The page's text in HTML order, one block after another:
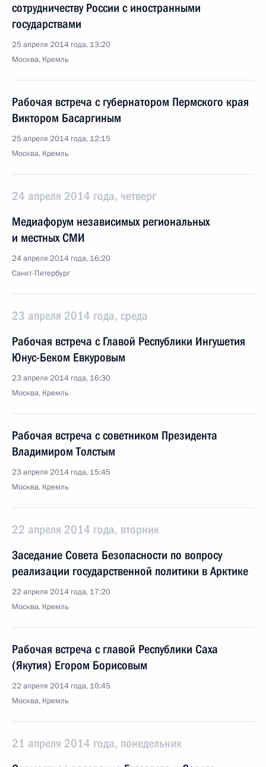
сотрудничеству России с иностранными
государствами
25 апреля 2014 года, 13:20
Москва, Кремль
Рабочая встреча с губернатором Пермского края
Виктором Басаргиным
25 апреля 2014 года, 12:15
Москва, Кремль
24 апреля 2014 года, четверг
Медиафорум независимых региональных
и местных СМИ
24 апреля 2014 года, 16:20
Санкт-Петербург
23 апреля 2014 года, среда
Рабочая встреча с Главой Республики Ингушетия
Юнус-Беком Евкуровым
23 апреля 2014 года, 16:30
Москва, Кремль
Рабочая встреча с советником Президента
Владимиром Толстым
23 апреля 2014 года, 15:45
Москва, Кремль
22 апреля 2014 года, вторник
Заседание Совета Безопасности по вопросу
реализации государственной политики в Арктике
22 апреля 2014 года, 17:20
Москва, Кремль
Рабочая встреча с главой Республики Саха
(Якутия) Егором Борисовым
22 апреля 2014 года, 10:45
Москва, Кремль
21 апреля 2014 года, понедельник